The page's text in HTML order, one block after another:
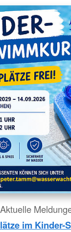
Aktuelle
im Kinder-